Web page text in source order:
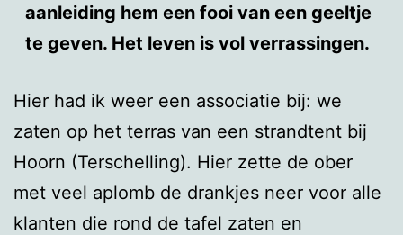
aanleiding hem een fooi van een geeltje
te geven. Het leven is vol verrassingen.
Hier had ik weer een associatie bij: we
zaten op het terras van een strandtent bij
Hoorn (Terschelling). Hier zette de ober
met veel aplomb de drankjes neer voor alle
klanten die rond de tafel zaten en